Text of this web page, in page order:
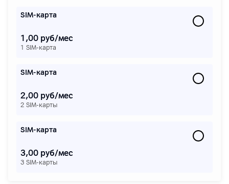
SIM-карта
1,00 руб/мес
1 SIM-карта
SIM-карта
2,00 руб/мес
2 SIM-карты
SIM-карта
3,00 руб/мес
3 SIM-карты